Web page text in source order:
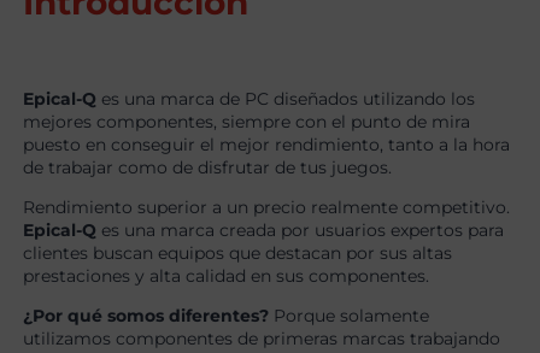
Epical-Q es una marca de PC diseñados utilizando los
mejores componentes, siempre con el punto de mira
puesto en conseguir el mejor rendimiento, tanto a la hora
de trabajar como de disfrutar de tus juegos.
Rendimiento superior a un precio realmente competitivo.
Epical-Q es una marca creada por usuarios expertos para
clientes buscan equipos que destacan por sus altas
prestaciones y alta calidad en sus componentes.
¿Por qué somos diferentes? Porque solamente
utilizamos componentes de primeras marcas trabajando